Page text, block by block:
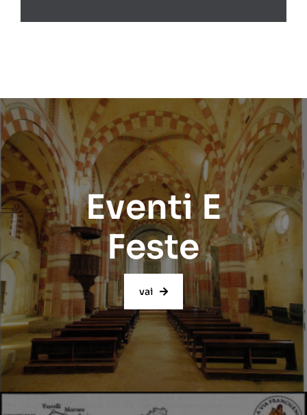
Eventi E
Feste
vai